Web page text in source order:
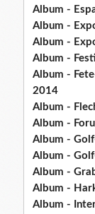
Album -
Album -
Album -
Album -
Album -
2014
Album -
Album -
Album -
Album -
Album -
Album -
Album -